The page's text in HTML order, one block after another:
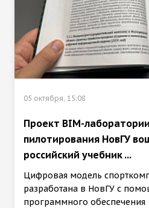
05 октября, 15:08
Проект BIM-
пилотирования НовГУ
российский учебник ...
Цифровая модель
разработана в НовГУ с
программного обеспечения